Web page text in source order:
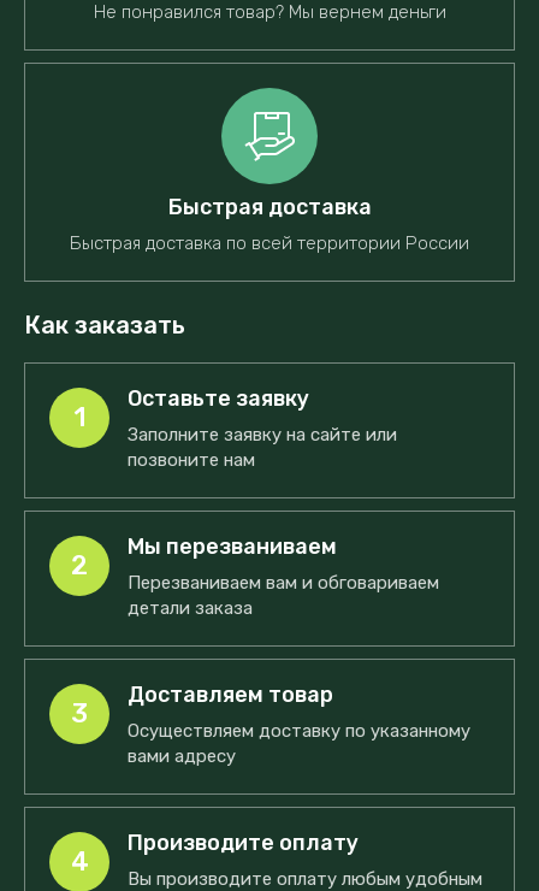
Не понравился товар? Мы вернем деньги
Быстрая доставка
Быстрая доставка по всей территории России
Как заказать
1
Оставьте заявку
Заполните заявку на сайте или
позвоните нам
2
Мы перезваниваем
Перезваниваем вам и обговариваем
детали заказа
3
Доставляем товар
Осуществляем доставку по указанному
вами адресу
4
Производите оплату
Вы производите оплату любым удобным